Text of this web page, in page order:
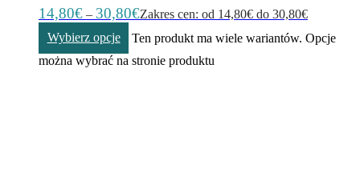
14,80€ – 30,80€Zakres cen: od 14,80€ do 30,80€
Wybierz opcje
Ten produkt ma wiele wariantów. Opcje
można wybrać na stronie produktu